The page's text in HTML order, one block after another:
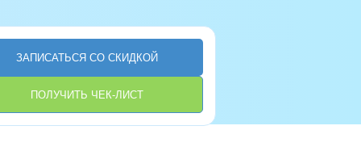
ЗАПИСАТЬСЯ СО СКИДКОЙ
ПОЛУЧИТЬ ЧЕК-ЛИСТ